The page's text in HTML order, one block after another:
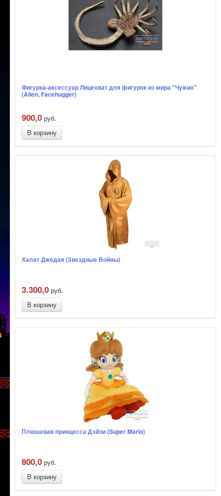
Фигурка-аксессуар Лицехват для фигурок из мира "Чужих"
(Alien, Facehugger)
900,0 руб.
В корзину
Халат Джедая (Звездные Войны)
3.300,0 руб.
В корзину
Плюшевая принцесса Дэйзи (Super Mario)
800,0 руб.
В корзину